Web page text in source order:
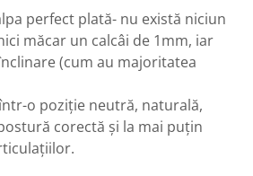
perfect plată- nu există niciun
măcar un calcâi de 1mm, iar
(cum au majoritatea
o poziție neutră, naturală,
corectă și la mai puțin